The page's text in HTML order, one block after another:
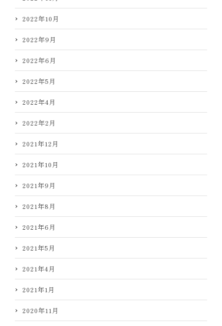
2022年10月
2022年9月
2022年6月
2022年5月
2022年4月
2022年2月
2021年12月
2021年10月
2021年9月
2021年8月
2021年6月
2021年5月
2021年4月
2021年1月
2020年11月